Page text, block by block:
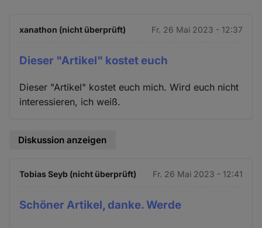
xanathon (nicht überprüft) Fr. 26 Mai 2023 - 12:37
Dieser "Artikel" kostet euch
Dieser "Artikel" kostet euch mich. Wird euch nicht
interessieren, ich weiß.
Diskussion anzeigen
Tobias Seyb (nicht überprüft) Fr. 26 Mai 2023 - 12:41
Schöner Artikel, danke. Werde